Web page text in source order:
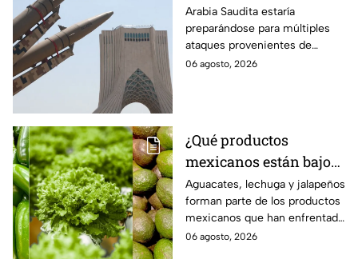
Esperan ataques de
grupos armados de tres
países
Arabia Saudita estaría
preparándose para múltiples
ataques provenientes de
grupos armados de tres países.
06 agosto, 2026
¿Qué productos
mexicanos están bajo
la lupa de Estados
Unidos? Aguacates,
lechuga y jalapeños
encabezan la lista
Aguacates, lechuga y jalapeños
forman parte de los productos
mexicanos que han enfrentado
restricciones o
06 agosto, 2026